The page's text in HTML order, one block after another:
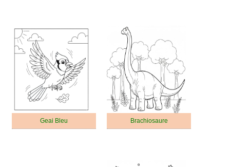
Geai Bleu Brachiosaure